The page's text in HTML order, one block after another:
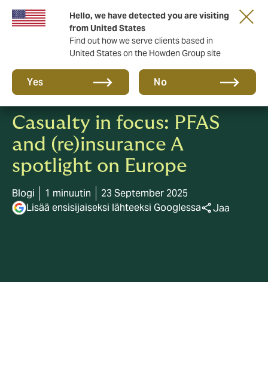
Hello, we have detected you are visiting
from United States
Find out how we serve clients based in
United States on the Howden Group site
Yes No
Tärkeää asiaa sinulle taloyhtiön hallituksen
jäsen!
Casualty in focus: PFAS
and (re)insurance A
spotlight on Europe
Blogi 1 minuutin
23 September 2025
Lisää ensisijaiseksi lähteeksi Googlessa
Jaa